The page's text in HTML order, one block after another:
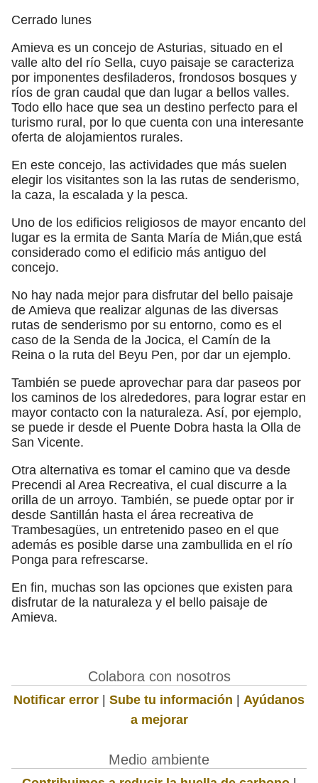
Cerrado lunes
Amieva es un concejo de Asturias, situado en el
valle alto del río Sella, cuyo paisaje se caracteriza
por imponentes desfiladeros, frondosos bosques y
ríos de gran caudal que dan lugar a bellos valles.
Todo ello hace que sea un destino perfecto para el
turismo rural, por lo que cuenta con una interesante
oferta de alojamientos rurales.
En este concejo, las actividades que más suelen
elegir los visitantes son la las rutas de senderismo,
la caza, la escalada y la pesca.
Uno de los edificios religiosos de mayor encanto del
lugar es la ermita de Santa María de Mián,que está
considerado como el edificio más antiguo del
concejo.
No hay nada mejor para disfrutar del bello paisaje
de Amieva que realizar algunas de las diversas
rutas de senderismo por su entorno, como es el
caso de la Senda de la Jocica, el Camín de la
Reina o la ruta del Beyu Pen, por dar un ejemplo.
También se puede aprovechar para dar paseos por
los caminos de los alrededores, para lograr estar en
mayor contacto con la naturaleza. Así, por ejemplo,
se puede ir desde el Puente Dobra hasta la Olla de
San Vicente.
Otra alternativa es tomar el camino que va desde
Precendi al Area Recreativa, el cual discurre a la
orilla de un arroyo. También, se puede optar por ir
desde Santillán hasta el área recreativa de
Trambesagües, un entretenido paseo en el que
además es posible darse una zambullida en el río
Ponga para refrescarse.
En fin, muchas son las opciones que existen para
disfrutar de la naturaleza y el bello paisaje de
Amieva.
Colabora con nosotros
Notificar error | Sube tu información | Ayúdanos
a mejorar
Medio ambiente